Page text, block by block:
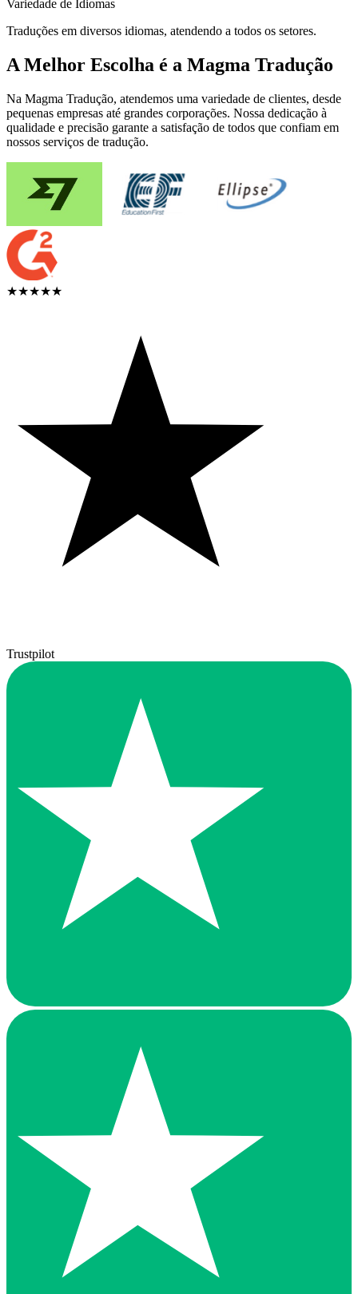
Variedade de Idiomas
Traduções em diversos idiomas, atendendo a todos os setores.
A Melhor Escolha é a Magma Tradução
Na Magma Tradução, atendemos uma variedade de clientes, desde
pequenas empresas até grandes corporações. Nossa dedicação à
qualidade e precisão garante a satisfação de todos que confiam em
nossos serviços de tradução.
★★★★★
Trustpilot